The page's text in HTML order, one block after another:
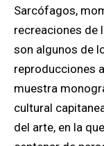
Sarcófagos,
recreaciones de
son algunos de
reproducciones
muestra
cultural
del arte, en la